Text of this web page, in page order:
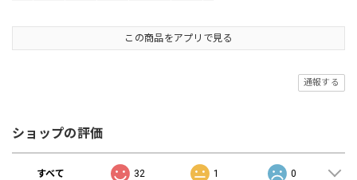
この商品をアプリで見る
通報する
ショップの評価
すべて 32 1 0